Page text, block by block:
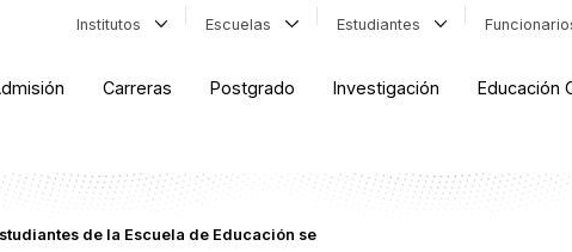
Institutos Escuelas Estudiantes
Carreras Postgrado Investigación Educación
de la Escuela de Educación se